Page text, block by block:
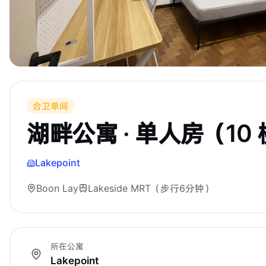
合卫单间
湖畔公寓 · 单人房（10
Lakepoint
Boon Lay Lakeside MRT （步行6分钟）
所在公寓
Lakepoint